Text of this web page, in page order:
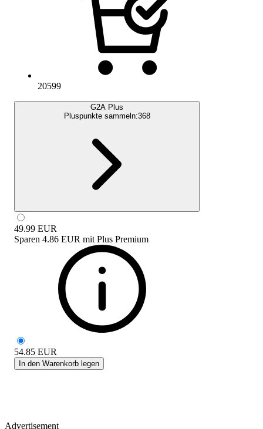
20599
G2A Plus
Pluspunkte sammeln:368
49.99 EUR
Sparen 4.86 EUR mit Plus Premium
54.85 EUR
In den Warenkorb legen
Advertisement